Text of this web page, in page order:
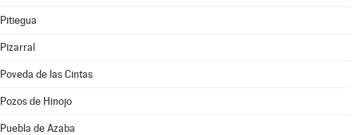
Pitiegua
Pizarral
Poveda de las Cintas
Pozos de Hinojo
Puebla de Azaba